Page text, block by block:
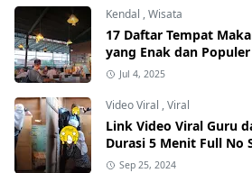
Kendal ,Wisata
17 Daftar Tempat
yang Enak dan Populer
Jul 4, 2025
Video Viral ,Viral
Link Video Viral Guru
Durasi 5 Menit Full No
Internet, Hati-Hati
Sep 25, 2024